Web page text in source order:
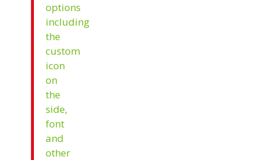
options
including
the
custom
icon
on
the
side,
font
and
other